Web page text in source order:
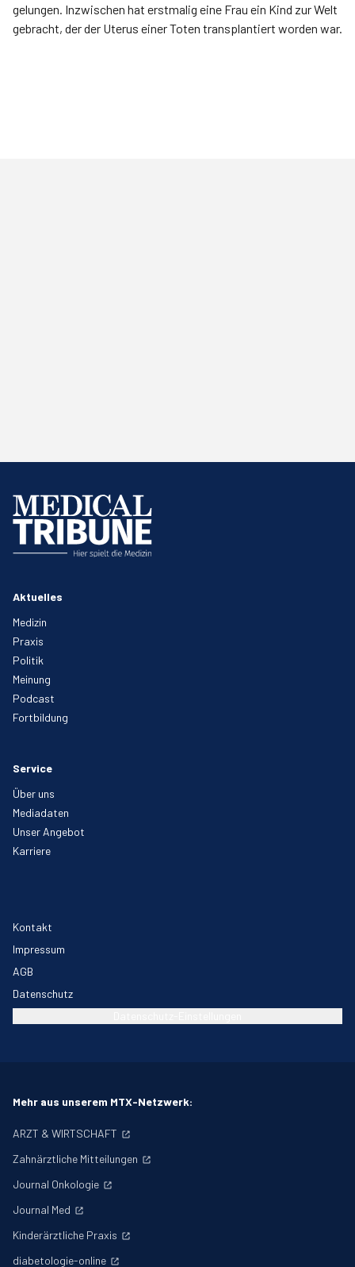
gelungen. Inzwischen hat erstmalig eine Frau ein Kind zur Welt
gebracht, der der Uterus einer Toten transplantiert worden war.
Aktuelles
Medizin
Praxis
Politik
Meinung
Podcast
Fortbildung
Service
Über uns
Mediadaten
Unser Angebot
Karriere
Kontakt
Impressum
AGB
Datenschutz
Mehr aus unserem MTX-Netzwerk:
ARZT & WIRTSCHAFT
Zahnärztliche Mitteilungen
Journal Onkologie
Journal Med
Kinderärztliche Praxis
diabetologie-online